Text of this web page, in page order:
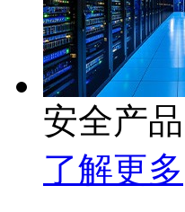
安全产品
了解更多